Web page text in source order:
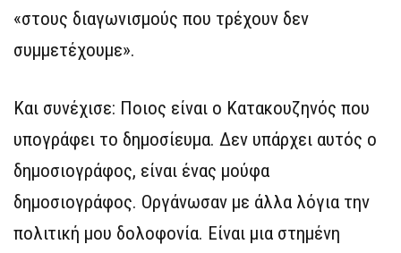
«στους διαγωνισμούς που τρέχουν δεν
συμμετέχουμε».
Και συνέχισε: Ποιος είναι ο Κατακουζηνός που
υπογράφει το δημοσίευμα. Δεν υπάρχει αυτός ο
δημοσιογράφος, είναι ένας μούφα
δημοσιογράφος. Οργάνωσαν με άλλα λόγια την
πολιτική μου δολοφονία. Είναι μια στημένη